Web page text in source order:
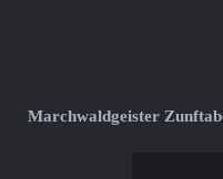
Marchwaldgeister